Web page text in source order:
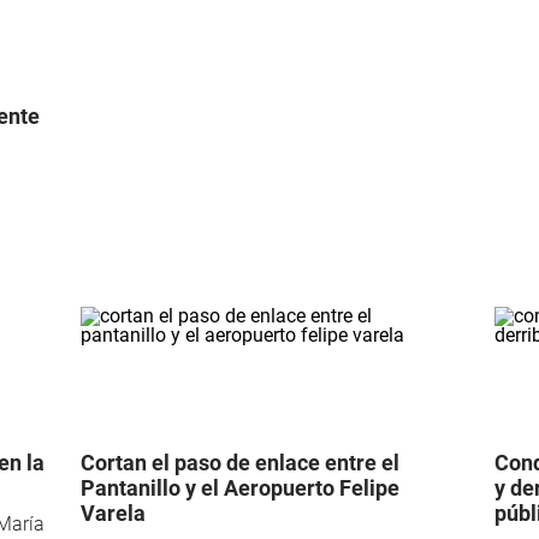
la
Cortan el paso de enlace entre el
Pantanillo y el Aeropuerto Felipe
Varela
y